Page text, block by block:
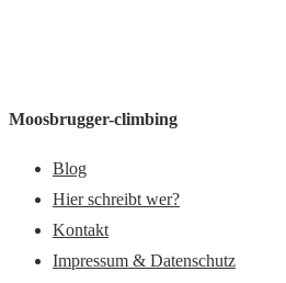
Moosbrugger-climbing
Blog
Hier schreibt wer?
Kontakt
Impressum & Datenschutz